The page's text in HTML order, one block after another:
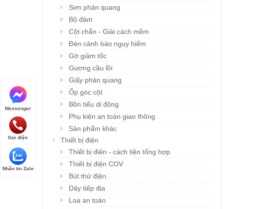
Sơn phản quang
Bộ đàm
Cột chắn - Giải cách mềm
Đèn cảnh báo nguy hiểm
Gờ giảm tốc
Gương cầu lồi
Giấy phản quang
Ốp góc cột
Bồn tiểu di động
Phụ kiện an toàn giao thông
Sản phẩm khác
Thiết bị điện
Thiết bị điện - cách tiện tổng hợp
Thiết bị điện COV
Bút thử điện
Dây tiếp địa
Loa an toàn
Messenger
Gọi điện
Nhắn tin Zalo